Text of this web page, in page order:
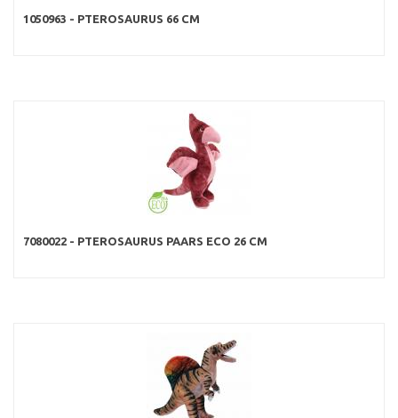
1050963 - PTEROSAURUS 66 CM
7080022 - PTEROSAURUS PAARS ECO 26 CM